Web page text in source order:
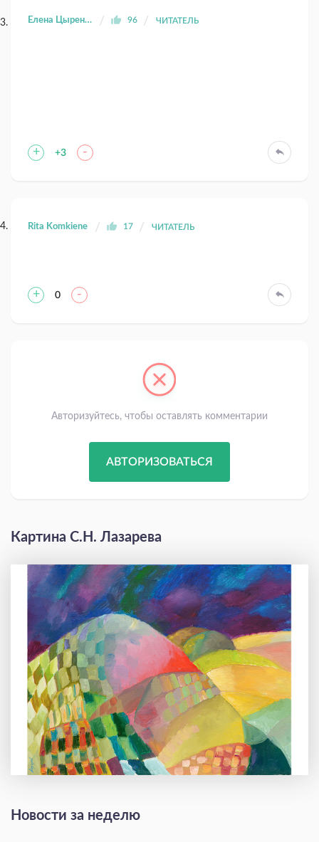
Елена Цыренова 96 ЧИТАТЕЛЬ
+ +3 -
Rita Komkiene 17 ЧИТАТЕЛЬ
+ 0 -
Авторизуйтесь, чтобы оставлять комментарии
АВТОРИЗОВАТЬСЯ
Картина С.Н. Лазарева
Новости за неделю